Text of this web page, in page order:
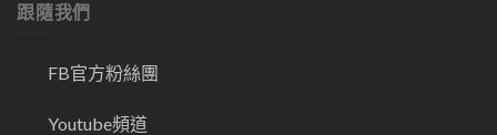
跟隨我們
FB官方粉絲團
Youtube頻道